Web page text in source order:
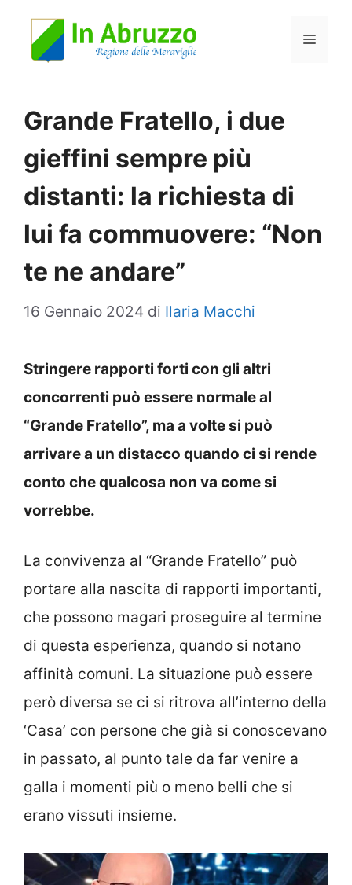
Menu
Grande Fratello, i due
gieffini sempre più
distanti: la richiesta di
lui fa commuovere: “Non
te ne andare”
16 Gennaio 2024 di Ilaria Macchi
Stringere rapporti forti con gli altri
concorrenti può essere normale al
“Grande Fratello”, ma a volte si può
arrivare a un distacco quando ci si rende
conto che qualcosa non va come si
vorrebbe.
La convivenza al “Grande Fratello” può
portare alla nascita di rapporti importanti,
che possono magari proseguire al termine
di questa esperienza, quando si notano
affinità comuni. La situazione può essere
però diversa se ci si ritrova all’interno della
‘Casa’ con persone che già si conoscevano
in passato, al punto tale da far venire a
galla i momenti più o meno belli che si
erano vissuti insieme.